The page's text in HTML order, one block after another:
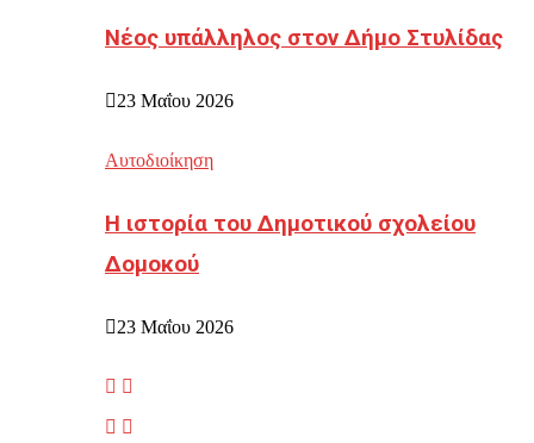
Νέος υπάλληλος στον Δήμο Στυλίδας
23 Μαΐου 2026
Αυτοδιοίκηση
Η ιστορία του Δημοτικού σχολείου
Δομοκού
23 Μαΐου 2026